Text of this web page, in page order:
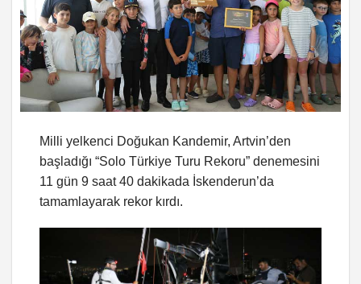
Milli yelkenci Doğukan Kandemir, Artvin’den
başladığı “Solo Türkiye Turu Rekoru” denemesini
11 gün 9 saat 40 dakikada İskenderun’da
tamamlayarak rekor kırdı.